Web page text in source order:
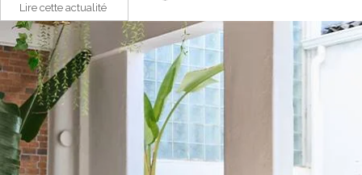
Lire cette actualité